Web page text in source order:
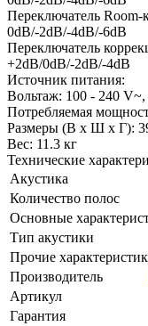
Переключатель
0dB/-2dB/-4dB/-6dB
Переключатель
+2dB/0dB/-2dB/-4dB
Источник питания:
Вольтаж: 100 - 240
Потребляемая
Размеры (В х Ш х Г):
Вес: 11.3 кг
Технические
Акустика
Количество полос
Основные
Тип акустики
Прочие
Производитель
Артикул
Гарантия